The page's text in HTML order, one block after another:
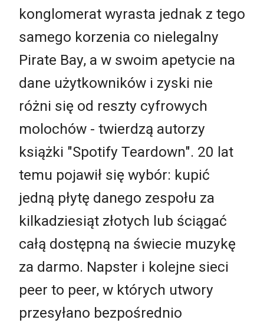
konglomerat wyrasta jednak z tego
samego korzenia co nielegalny
Pirate Bay, a w swoim apetycie na
dane użytkowników i zyski nie
różni się od reszty cyfrowych
molochów - twierdzą autorzy
książki "Spotify Teardown". 20 lat
temu pojawił się wybór: kupić
jedną płytę danego zespołu za
kilkadziesiąt złotych lub ściągać
całą dostępną na świecie muzykę
za darmo. Napster i kolejne sieci
peer to peer, w których utwory
przesyłano bezpośrednio